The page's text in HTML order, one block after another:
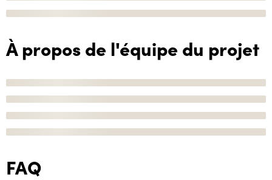
À propos de l'équipe du projet
FAQ